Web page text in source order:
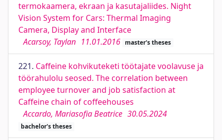
termokaamera, ekraan ja kasutajaliides. Night
Vision System for Cars: Thermal Imaging
Camera, Display and Interface
Acarsoy, Taylan 11.01.2016 master's theses
221. Caffeine kohvikuteketi töötajate voolavuse ja
töörahulolu seosed. The correlation between
employee turnover and job satisfaction at
Caffeine chain of coffeehouses
Accardo, Mariasofia Beatrice 30.05.2024
bachelor's theses